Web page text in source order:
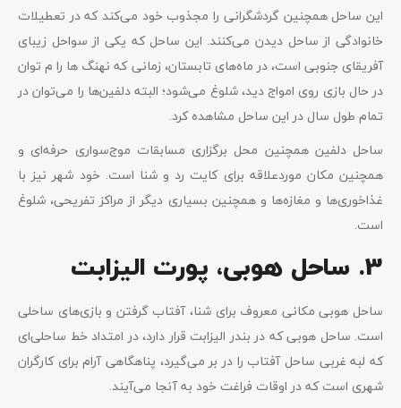
این ساحل همچنین گردشگرانی را مجذوب خود می‌کند که در تعطیلات
خانوادگی از ساحل دیدن می‌کنند. این ساحل که یکی از سواحل زیبای
آفریقای جنوبی است، در ماه‌های تابستان، زمانی که نهنگ ها را م‌ توان
در حال بازی روی امواج دید، شلوغ می‌شود؛ البته دلفین‌ها را می‌توان در
تمام طول سال در این ساحل مشاهده کرد.
ساحل دلفین همچنین محل برگزاری مسابقات موج‌سواری حرفه‌ای و
همچنین مکان موردعلاقه برای کایت ‌رد و شنا است. خود شهر نیز با
غذاخوری‌ها و مغازه‌ها و همچنین بسیاری دیگر از مراکز تفریحی، شلوغ
است.
3. ساحل هوبی، پورت الیزابت
ساحل هوبی مکانی معروف برای شنا، آفتاب گرفتن و بازی‌های ساحلی
است. ساحل هوبی که در بندر الیزابت قرار دارد، در امتداد خط ساحلی‌ای
که لبه غربی ساحل آفتاب را در بر می‌گیرد، پناهگاهی آرام برای کارگران
شهری است که در اوقات فراغت خود به آنجا می‌آیند.